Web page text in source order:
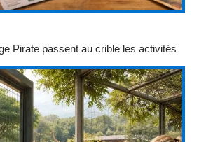
Pirate passent au crible les activités